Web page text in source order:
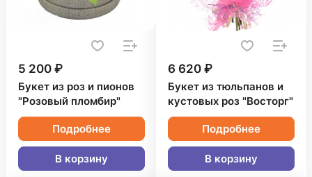
5 200 ₽
Букет из роз и пионов
"Розовый пломбир"
Подробнее
В корзину
6 620 ₽
Букет из тюльпанов и
кустовых роз "Восторг"
Подробнее
В корзину